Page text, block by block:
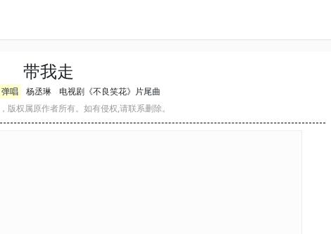
带我走
弹唱 杨丞琳
电视剧《不良笑花》片尾曲
版权属原作者所有。如有侵权,请联系删除。